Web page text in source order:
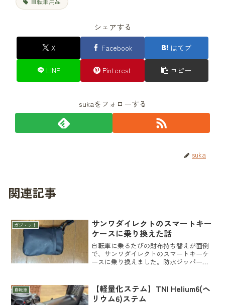
シェアする
X Facebook はてブ
LINE Pinterest コピー
sukaをフォローする
suka
関連記事
ガジェット
サンワダイレクトのスマートキー
ケースに乗り換えた話
自転車に乗るたびの財布持ち替えが面倒
で、サンワダイレクトのスマートキーケ
ースに乗り換えました。防水ジッパーや
自転車
【軽量化ステム】TNI Helium6(ヘ
リウム6)ステム